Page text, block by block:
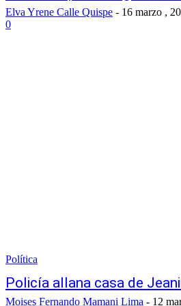
Elva Yrene Calle Quispe - 16 marzo ,
0
Política
Policía allana casa de
Moises Fernando Mamani Lima - 12